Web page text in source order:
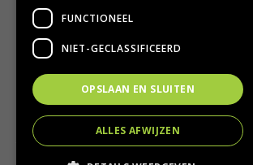
CONTACT
Groencentrum Hoogeveen
Nijstad 11
7909 HS Hoogeveen
0528-251380
info@groencentrumhoogeveen.nl
FUNCTIONEEL
NIET-GECLASSIFICEERD
OPSLAAN EN SLUITEN
ALLES AFWIJZEN